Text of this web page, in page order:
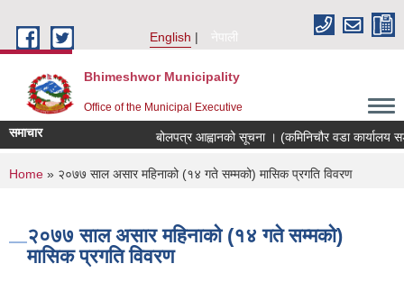
English
नेपाली
Bhimeshwor Municipality
Office of the Municipal Executive
समाचार बोलपत्र आह्वानको सूचना । (कमिनिचौर वडा कार्यालय
You are here
Home » २०७७ साल असार महिनाको (१४ गते सम्मको) मासिक प्रगति विवरण
२०७७ साल असार महिनाको (१४ गते सम्मको)
मासिक प्रगति विवरण